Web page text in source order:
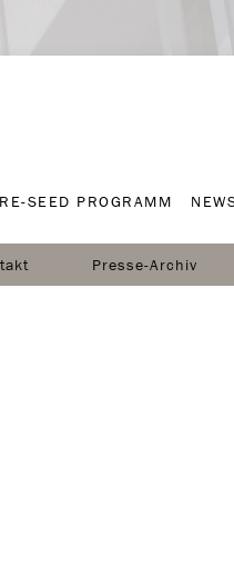
SEED PROGRAMM
Presse-Archiv